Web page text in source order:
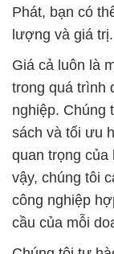
nghiệp. Chúng
sách và tối ưu
quan trọng của
vậy, chúng tôi
công nghiệp
cầu của mỗi
Chúng tôi tự
ngành công
sàng hỗ trợ
trình sản xuất
Hóa Chất Đắc